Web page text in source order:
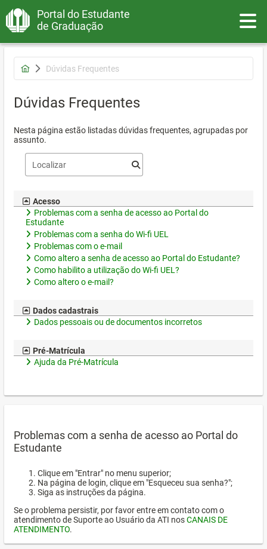
Portal do Estudante
de Graduação
Dúvidas Frequentes
Dúvidas Frequentes
Nesta página estão listadas dúvidas frequentes, agrupadas por
assunto.
Acesso
Problemas com a senha de acesso ao Portal do
Estudante
Problemas com a senha do Wi-fi UEL
Problemas com o e-mail
Como altero a senha de acesso ao Portal do Estudante?
Como habilito a utilização do Wi-fi UEL?
Como altero o e-mail?
Dados cadastrais
Dados pessoais ou de documentos incorretos
Pré-Matrícula
Ajuda da Pré-Matrícula
Problemas com a senha de acesso ao Portal do
Estudante
Clique em "Entrar" no menu superior;
Na página de login, clique em "Esqueceu sua senha?";
Siga as instruções da página.
Se o problema persistir, por favor entre em contato com o
atendimento de Suporte ao Usuário da ATI nosCANAIS DE
ATENDIMENTO.